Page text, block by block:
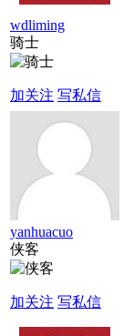
wdliming
骑士
加关注 写私信
yanhuacuo
侠客
加关注 写私信